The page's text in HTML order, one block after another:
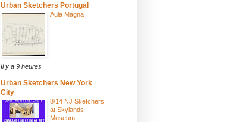
Urban Sketchers Portugal
Aula Magna
Il y a 9 heures
Urban Sketchers New York
City
8/14 NJ Sketchers
at Skylands
Museum